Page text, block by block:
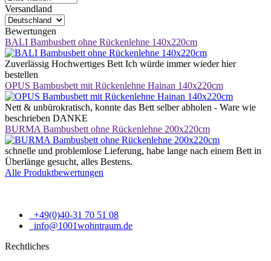
Versandland
Bewertungen
BALI Bambusbett ohne Rückenlehne 140x220cm
Zuverlässig Hochwertiges Bett Ich würde immer wieder hier
bestellen
OPUS Bambusbett mit Rückenlehne Hainan 140x220cm
Nett & unbürokratisch, konnte das Bett selber abholen - Ware wie
beschrieben DANKE
BURMA Bambusbett ohne Rückenlehne 200x220cm
schnelle und problemlose Lieferung, habe lange nach einem Bett in
Überlänge gesucht, alles Bestens.
Alle Produktbewertungen
+49(0)40-31 70 51 08
info@1001wohntraum.de
Rechtliches